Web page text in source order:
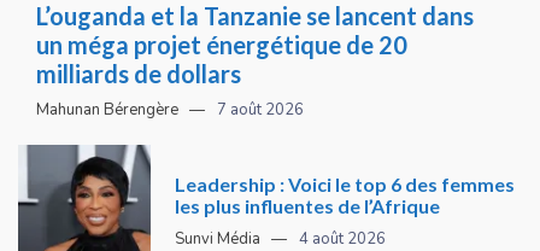
L’ouganda et la Tanzanie se lancent dans
un méga projet énergétique de 20
milliards de dollars
Mahunan Bérengère 7 août 2026
Leadership : Voici le top 6 des femmes
les plus influentes de l’Afrique
Sunvi Média 4 août 2026